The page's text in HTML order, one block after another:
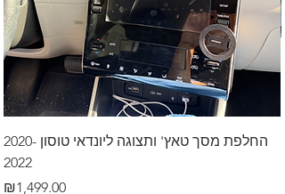
החלפת מסך טאץ' ותצוגה ליונדאי טוסון 2020-
2022
Price
₪1,499.00